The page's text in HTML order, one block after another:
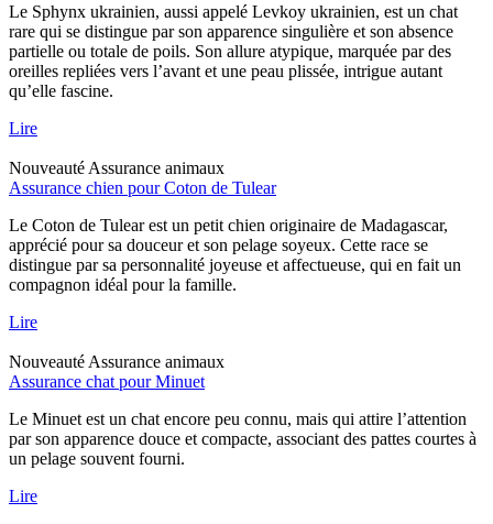
Le Sphynx ukrainien, aussi appelé Levkoy ukrainien, est un chat
rare qui se distingue par son apparence singulière et son absence
partielle ou totale de poils. Son allure atypique, marquée par des
oreilles repliées vers l’avant et une peau plissée, intrigue autant
qu’elle fascine.
Lire
Nouveauté Assurance animaux
Assurance chien pour Coton de Tulear
Le Coton de Tulear est un petit chien originaire de Madagascar,
apprécié pour sa douceur et son pelage soyeux. Cette race se
distingue par sa personnalité joyeuse et affectueuse, qui en fait un
compagnon idéal pour la famille.
Lire
Nouveauté Assurance animaux
Assurance chat pour Minuet
Le Minuet est un chat encore peu connu, mais qui attire l’attention
par son apparence douce et compacte, associant des pattes courtes à
un pelage souvent fourni.
Lire